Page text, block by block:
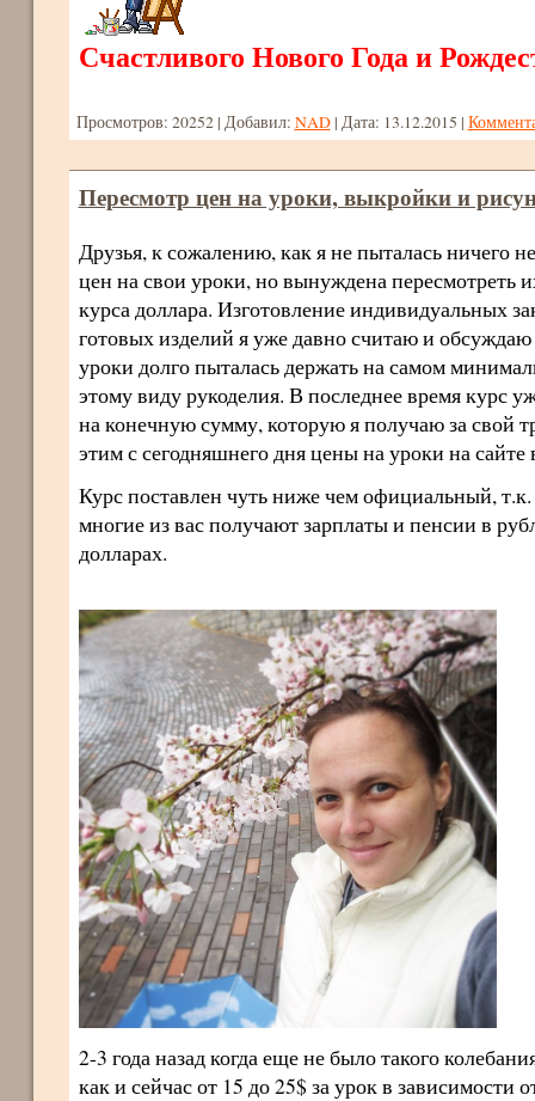
Счастливого Нового Года и
Просмотров: 20252| Добавил: NAD| Дата: 13.12.2015 |
Пересмотр цен на уроки, выкройки и
Друзья, к сожалению, как я не пыталась ничего
цен на свои уроки, но вынуждена пересмотреть
курса доллара. Изготовление индивидуальных
готовых изделий я уже давно считаю и обсуждаю
уроки долго пыталась держать на самом
этому виду рукоделия. В последнее время курс
на конечную сумму, которую я получаю за свой
этим с сегодняшнего дня цены на уроки на
Курс поставлен чуть ниже чем официальный,
многие из вас получают зарплаты и пенсии в
долларах.
2-3 года назад когда еще не было такого
как и сейчас от 15 до 25$ за урок в зависимости